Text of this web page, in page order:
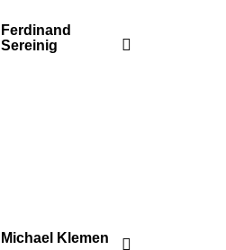
Ferdinand
Sereinig
Michael Klemen